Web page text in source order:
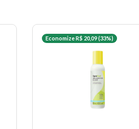
Economize R$ 20,09 (33%)